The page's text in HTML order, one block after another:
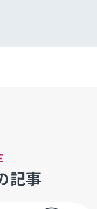
記事